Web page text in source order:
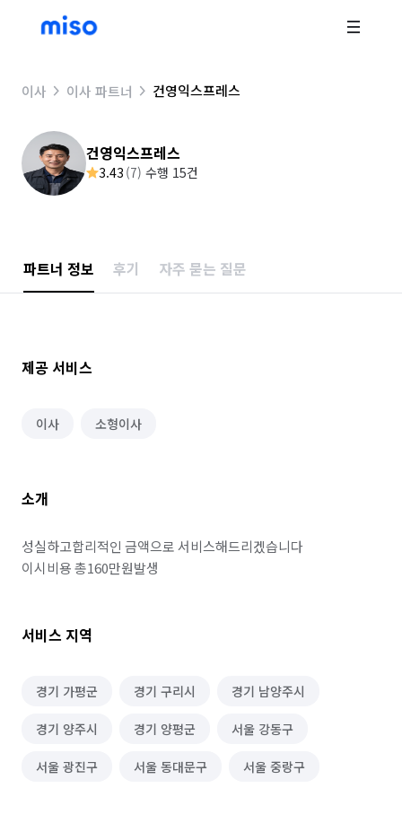
이사 이사 파트너 건영익스프레스
건영익스프레스
3.43 (7) 수행 15건
파트너 정보 후기 자주 묻는 질문
제공 서비스
이사 소형이사
소개
성실하고합리적인 금액으로 서비스해드리겠습니다
이시비용 총160만원발생
서비스 지역
경기 가평군 경기 구리시 경기 남양주시
경기 양주시 경기 양평군 서울 강동구
서울 광진구 서울 동대문구 서울 중랑구